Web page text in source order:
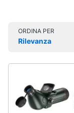
Cinema
home
Videogiochi
Vedi
tutti
Videocamere
action
cam
ORDINA PER
Rilevanza